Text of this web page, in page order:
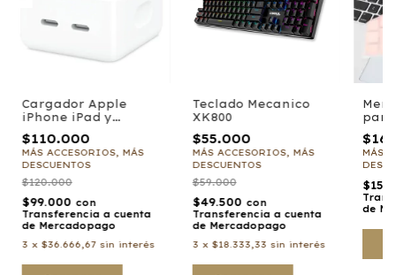
Cargador Apple
iPhone iPad y
Macbook Air 35w 2
Usb C
$110.000
MÁS ACCESORIOS, MÁS
DESCUENTOS
$120.000
$99.000 con
Transferencia a cuenta
de Mercadopago
3 x $36.666,67 sin interés
Teclado Mecanico
XK800
$55.000
MÁS ACCESORIOS, MÁS
DESCUENTOS
$59.000
$49.500 con
Transferencia a cuenta
de Mercadopago
3 x $18.333,33 sin interés
MÁS
de